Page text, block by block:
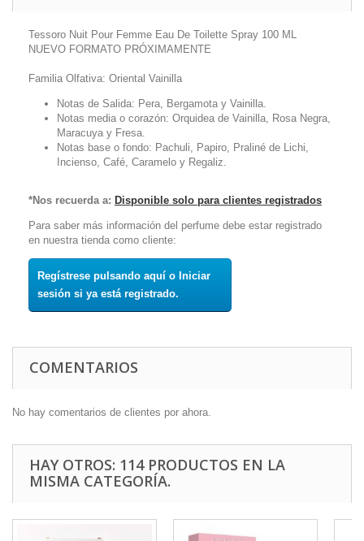
Tessoro Nuit Pour Femme Eau De Toilette Spray 100 ML
NUEVO FORMATO PRÓXIMAMENTE
Familia Olfativa: Oriental Vainilla
Notas de Salida: Pera, Bergamota y Vainilla.
Notas media o corazón: Orquidea de Vainilla, Rosa Negra,
Maracuya y Fresa.
Notas base o fondo: Pachuli, Papiro, Praliné de Lichi,
Incienso, Café, Caramelo y Regaliz.
*Nos recuerda a: Disponible solo para clientes registrados
Para saber más información del perfume debe estar registrado
en nuestra tienda como cliente:
Regístrese pulsando aquí o Iniciar
sesión si ya está registrado.
COMENTARIOS
No hay comentarios de clientes por ahora.
HAY OTROS: 114 PRODUCTOS EN LA
MISMA CATEGORÍA.